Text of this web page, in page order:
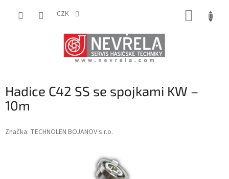
CZK
Hadice C42 SS se spojkami KW –
10m
Značka: TECHNOLEN BOJANOV s.r.o.